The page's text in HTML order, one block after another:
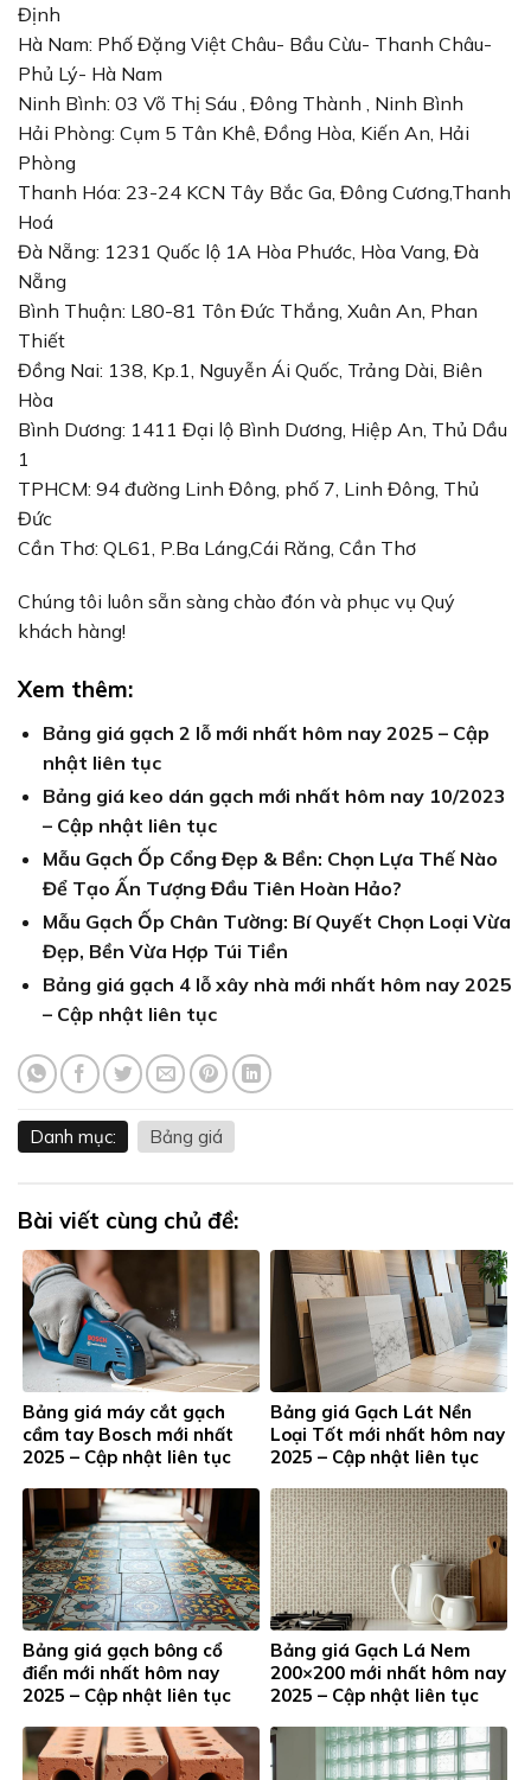
Định
Hà Nam: Phố Đặng Việt Châu- Bầu Cừu- Thanh Châu-
Phủ Lý- Hà Nam
Ninh Bình: 03 Võ Thị Sáu , Đông Thành , Ninh Bình
Hải Phòng: Cụm 5 Tân Khê, Đồng Hòa, Kiến An, Hải
Phòng
Thanh Hóa: 23-24 KCN Tây Bắc Ga, Đông Cương,Thanh
Hoá
Đà Nẵng: 1231 Quốc lộ 1A Hòa Phước, Hòa Vang, Đà
Nẵng
Bình Thuận: L80-81 Tôn Đức Thắng, Xuân An, Phan
Thiết
Đồng Nai: 138, Kp.1, Nguyễn Ái Quốc, Trảng Dài, Biên
Hòa
Bình Dương: 1411 Đại lộ Bình Dương, Hiệp An, Thủ Dầu
1
TPHCM: 94 đường Linh Đông, phố 7, Linh Đông, Thủ
Đức
Cần Thơ: QL61, P.Ba Láng,Cái Răng, Cần Thơ
Chúng tôi luôn sẵn sàng chào đón và phục vụ Quý
khách hàng!
Xem thêm:
Bảng giá gạch 2 lỗ mới nhất hôm nay 2025 – Cập
nhật liên tục
Bảng giá keo dán gạch mới nhất hôm nay 10/2023
– Cập nhật liên tục
Mẫu Gạch Ốp Cổng Đẹp & Bền: Chọn Lựa Thế Nào
Để Tạo Ấn Tượng Đầu Tiên Hoàn Hảo?
Mẫu Gạch Ốp Chân Tường: Bí Quyết Chọn Loại Vừa
Đẹp, Bền Vừa Hợp Túi Tiền
Bảng giá gạch 4 lỗ xây nhà mới nhất hôm nay 2025
– Cập nhật liên tục
Danh mục: Bảng giá
Bài viết cùng chủ đề:
Bảng giá máy cắt gạch
cầm tay Bosch mới nhất
2025 – Cập nhật liên tục
Bảng giá Gạch Lát Nền
Loại Tốt mới nhất hôm nay
2025 – Cập nhật liên tục
Bảng giá gạch bông cổ
điển mới nhất hôm nay
2025 – Cập nhật liên tục
Bảng giá Gạch Lá Nem
200×200 mới nhất hôm nay
2025 – Cập nhật liên tục